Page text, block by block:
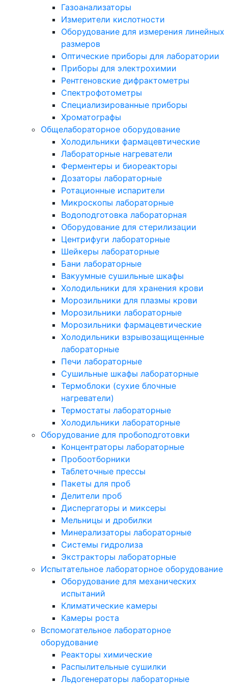
Газоанализаторы
Измерители кислотности
Оборудование для измерения линейных
размеров
Оптические приборы для лаборатории
Приборы для электрохимии
Рентгеновские дифрактометры
Спектрофотометры
Специализированные приборы
Хроматографы
Общелабораторное оборудование
Холодильники фармацевтические
Лабораторные нагреватели
Ферментеры и биореакторы
Дозаторы лабораторные
Ротационные испарители
Микроскопы лабораторные
Водоподготовка лабораторная
Оборудование для стерилизации
Центрифуги лабораторные
Шейкеры лабораторные
Бани лабораторные
Вакуумные сушильные шкафы
Холодильники для хранения крови
Морозильники для плазмы крови
Морозильники лабораторные
Морозильники фармацевтические
Холодильники взрывозащищенные
лабораторные
Печи лабораторные
Сушильные шкафы лабораторные
Термоблоки (сухие блочные
нагреватели)
Термостаты лабораторные
Холодильники лабораторные
Оборудование для пробоподготовки
Концентраторы лабораторные
Пробоотборники
Таблеточные прессы
Пакеты для проб
Делители проб
Диспергаторы и миксеры
Мельницы и дробилки
Минерализаторы лабораторные
Системы гидролиза
Экстракторы лабораторные
Испытательное лабораторное оборудование
Оборудование для механических
испытаний
Климатические камеры
Камеры роста
Вспомогательное лабораторное
оборудование
Реакторы химические
Распылительные сушилки
Льдогенераторы лабораторные